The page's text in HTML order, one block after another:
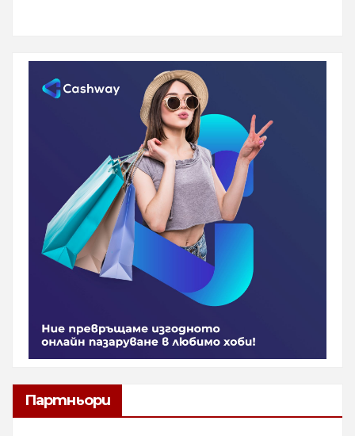
Партньори